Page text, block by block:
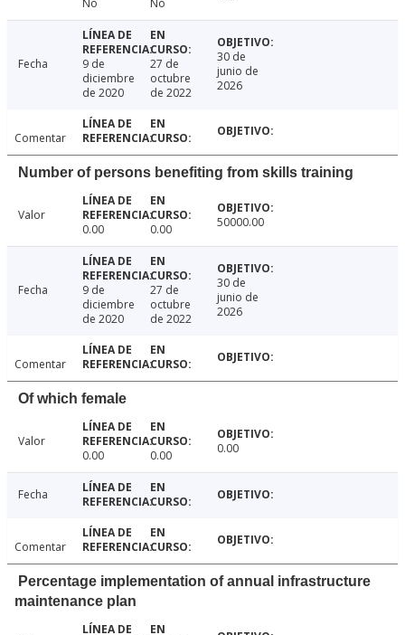
No
No
Fecha
9 de
diciembre
de 2020
27 de
octubre
de 2022
30 de
junio de
2026
Comentar
Number of persons benefiting from skills training
Valor
0.00
0.00 50000.00
Fecha
9 de
diciembre
de 2020
27 de
octubre
de 2022
30 de
junio de
2026
Comentar
Of which female
Valor
0.00
0.00 0.00
Fecha
Comentar
Percentage implementation of annual infrastructure
maintenance plan